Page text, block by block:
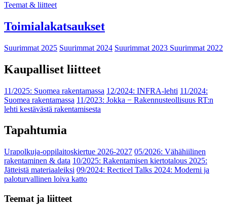
Teemat & liitteet
Toimialakatsaukset
Suurimmat 2025 Suurimmat 2024 Suurimmat 2023 Suurimmat 2022
Kaupalliset liitteet
11/2025: Suomea rakentamassa 12/2024: INFRA-lehti 11/2024:
Suomea rakentamassa 11/2023: Jokka − Rakennusteollisuus RT:n
lehti kestävästä rakentamisesta
Tapahtumia
Urapolkuja-oppilaitoskiertue 2026-2027 05/2026: Vähähiilinen
rakentaminen & data 10/2025: Rakentamisen kiertotalous 2025:
Jätteistä materiaaleiksi 09/2024: Recticel Talks 2024: Moderni ja
paloturvallinen loiva katto
Teemat ja liitteet